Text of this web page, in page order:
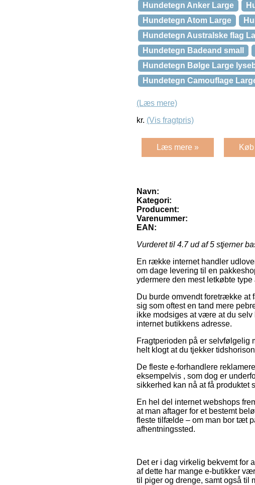
Hundetegn Anker Large
Hundetegn Atom Large
Hundetegn Australske flag
Hundetegn Badeand small
Hundetegn Bølge Large
Hundetegn Camouflage
(Læs mere)
kr. (Vis fragtpris)
Læs mere »
Navn:
Kategori:
Producent:
Varenummer:
EAN:
Vurderet til 4.7ud af 5 stjerner
En række internet handler
om dage levering til en
ydermere den mest letkøbte
Du burde omvendt foretrække
sig som oftest en tand mere
ikke modsiges at være at du selv
internet butikkens adresse.
Fragtperioden på er selvfølgelig
helt klogt at du tjekker
De fleste e-forhandlere
eksempelvis , som dog er
sikkerhed kan nå at få produktet
En hel del internet webshops
at man aftager for et bestemt
fleste tilfælde – om man bor tæt
afhentningssted.
Det er i dag virkelig bekvemt for
af dette har mange e-butikker
til piger og drenge, samt også til